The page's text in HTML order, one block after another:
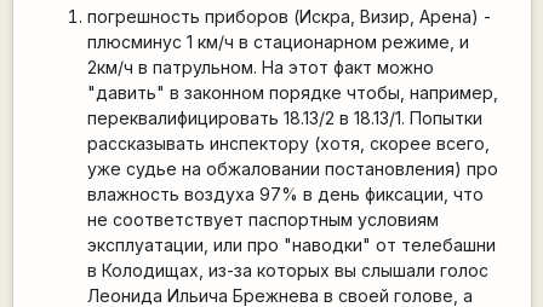
погрешность приборов (Искра, Визир, Арена) -
плюсминус 1 км/ч в стационарном режиме, и
2км/ч в патрульном. На этот факт можно
"давить" в законном порядке чтобы, например,
переквалифицировать 18.13/2 в 18.13/1. Попытки
рассказывать инспектору (хотя, скорее всего,
уже судье на обжаловании постановления) про
влажность воздуха 97% в день фиксации, что
не соответствует паспортным условиям
эксплуатации, или про "наводки" от телебашни
в Колодищах, из-за которых вы слышали голос
Леонида Ильича Брежнева в своей голове, а